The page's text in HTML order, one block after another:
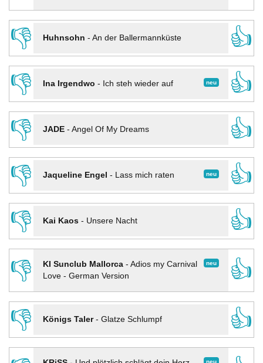
👎
Huhnsohn - An der Ballermannküste
👍
👎
neu
Ina Irgendwo - Ich steh wieder auf
👍
👎
JADE- Angel Of My Dreams
👍
👎
neu
Jaqueline Engel - Lass mich raten
👍
👎
Kai Kaos- Unsere Nacht
👍
👎
neu
KI Sunclub Mallorca- Adios my Carnival
Love - German Version
👍
👎
Königs Taler- Glatze Schlumpf
👍
neu